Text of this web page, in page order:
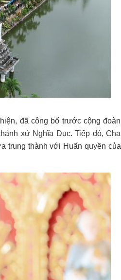
đã công bố trước cộng đoàn
xứ Nghĩa Dục. Tiếp đó, Cha
trung thành với Huấn quyền của